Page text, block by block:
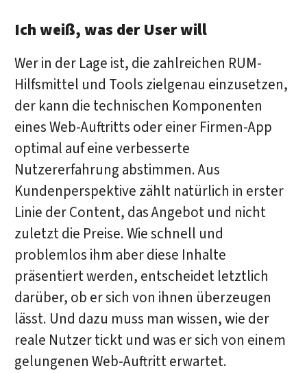
Ich weiß, was der User will
Wer in der Lage ist, die zahlreichen RUM-
Hilfsmittel und Tools zielgenau einzusetzen,
der kann die technischen Komponenten
eines Web-Auftritts oder einer Firmen-App
optimal auf eine verbesserte
Nutzererfahrung abstimmen. Aus
Kundenperspektive zählt natürlich in erster
Linie der Content, das Angebot und nicht
zuletzt die Preise. Wie schnell und
problemlos ihm aber diese Inhalte
präsentiert werden, entscheidet letztlich
darüber, ob er sich von ihnen überzeugen
lässt. Und dazu muss man wissen, wie der
reale Nutzer tickt und was er sich von einem
gelungenen Web-Auftritt erwartet.